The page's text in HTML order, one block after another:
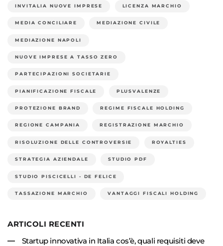
INVITALIA NUOVE IMPRESE LICENZA MARCHIO
MEDIA CONCILIARE MEDIAZIONE CIVILE
MEDIAZIONE NAPOLI
NUOVE IMPRESE A TASSO ZERO
PARTECIPAZIONI SOCIETARIE
PIANIFICAZIONE FISCALE PLUSVALENZE
PROTEZIONE BRAND REGIME FISCALE HOLDING
REGIONE CAMPANIA REGISTRAZIONE MARCHIO
RISOLUZIONE DELLE CONTROVERSIE ROYALTIES
STRATEGIA AZIENDALE STUDIO PDF
STUDIO PISCICELLI - DE FELICE
TASSAZIONE MARCHIO VANTAGGI FISCALI HOLDING
ARTICOLI RECENTI
Startup innovativa in Italia cos’è, quali requisiti deve